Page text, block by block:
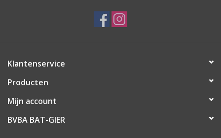
Klantenservice
Producten
Mijn account
BVBA BAT-GIER